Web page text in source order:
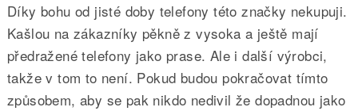
Díky bohu od jisté doby telefony této značky nekupuji.
Kašlou na zákazníky pěkně z vysoka a ještě mají
předražené telefony jako prase. Ale i další výrobci,
takže v tom to není. Pokud budou pokračovat tímto
způsobem, aby se pak nikdo nedivil že dopadnou jako